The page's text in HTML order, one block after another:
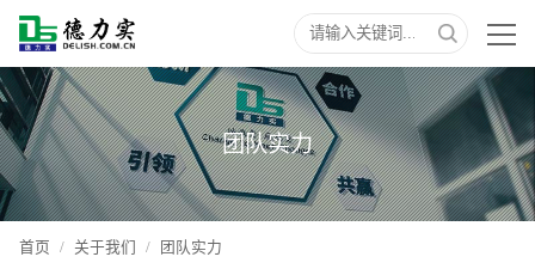
团队实力
首页 / 关于我们 / 团队实力